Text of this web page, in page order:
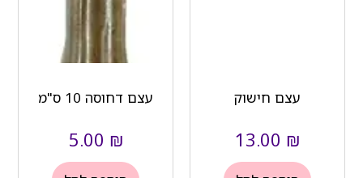
עצם חישוק
₪
עצם דחוסה 10 ס"מ
₪